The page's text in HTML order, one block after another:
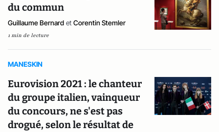
du commun
Guillaume Bernard et Corentin Stemler
1 min de lecture
MANESKIN
Eurovision 2021 : le chanteur
du groupe italien, vainqueur
du concours, ne s'est pas
drogué, selon le résultat de